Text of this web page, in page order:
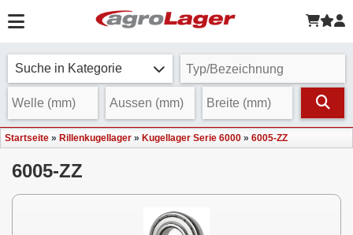
Suche in Kategorie
Startseite » Rillenkugellager » Kugellager Serie 6000 » 6005-ZZ
6005-ZZ